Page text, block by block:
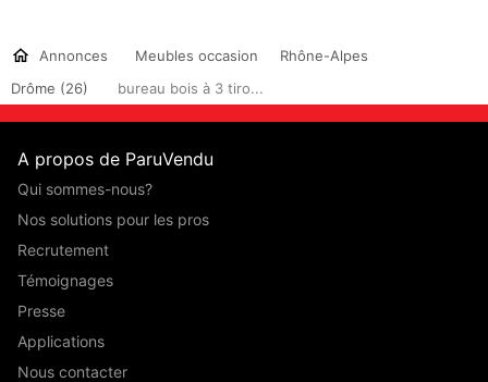
Annonces Meubles occasion
Rhône-Alpes
Drôme (26)
bureau bois à 3 tiro...
A propos de ParuVendu
Qui sommes-nous?
Nos solutions pour les pros
Recrutement
Témoignages
Presse
Applications
Nous contacter